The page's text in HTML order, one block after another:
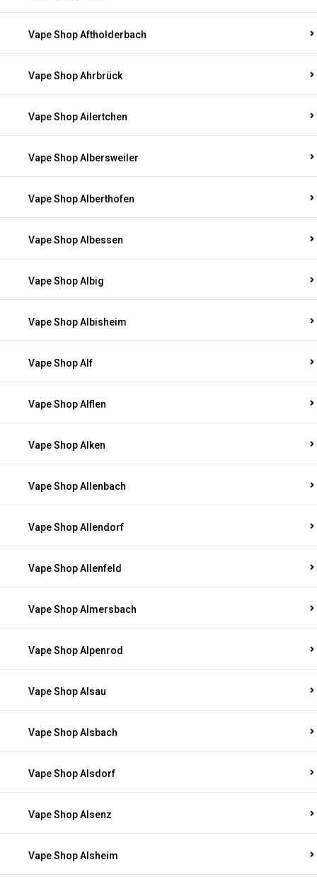
Vape Shop Aftholderbach
Vape Shop Ahrbrück
Vape Shop Ailertchen
Vape Shop Albersweiler
Vape Shop Alberthofen
Vape Shop Albessen
Vape Shop Albig
Vape Shop Albisheim
Vape Shop Alf
Vape Shop Alflen
Vape Shop Alken
Vape Shop Allenbach
Vape Shop Allendorf
Vape Shop Allenfeld
Vape Shop Almersbach
Vape Shop Alpenrod
Vape Shop Alsau
Vape Shop Alsbach
Vape Shop Alsdorf
Vape Shop Alsenz
Vape Shop Alsheim